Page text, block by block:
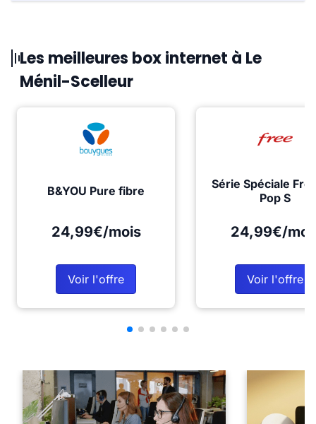
Les meilleures box internet à Le
Ménil-Scelleur
B&YOU Pure fibre
24,99€/mois
Voir l'offre
Série Spéciale
Pop S
24,99€/
Voir l'offre